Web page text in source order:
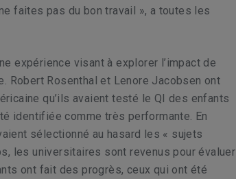
faites pas du bon travail », a toutes les
expérience visant à explorer l’impact de
Robert Rosenthal et Lenore Jacobsen ont
qu’ils avaient testé le QI des enfants
identifiée comme très performante. En
sélectionné au hasard les « sujets
les universitaires sont revenus pour évaluer
ont fait des progrès, ceux qui ont été